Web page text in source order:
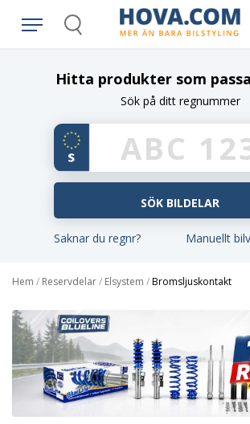
Search
Hitta produkter som
Sök på ditt regnummer
Saknar du regnr? Manuellt
Hem / Reservdelar/ Elsystem /Bromsljuskontakt